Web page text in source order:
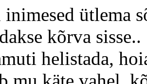
ütlema
kõrva sisse..
helistada,